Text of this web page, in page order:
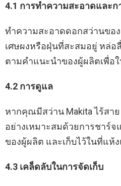
4.1 การทำความสะอาดและ
ทำความสะอาดดอกสว่านขอ
เศษผงหรือฝุ่นที่สะสมอยู่ หล่อ
ตามคำแนะนำของผู้ผลิตเพื่อ
4.2 การดูแล
หากคุณมีสว่าน Makita ไร้สา
อย่างเหมาะสมด้วยการชาร์
ของผู้ผลิต และเก็บไว้ในที่แห้
4.3 เคล็ดลับในการจัดเก็บ